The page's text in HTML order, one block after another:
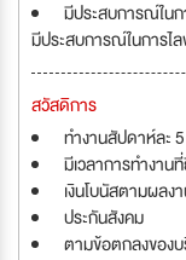
มีประสบการณ์ใน
มีประสบการณ์ในการไ
สวัสดิการ
ทำงานสัปดาห์ละ
มีเวลาการทำงาน
เงินโบนัสตามผลง
ประกันสังคม
ตามข้อตกลงของ